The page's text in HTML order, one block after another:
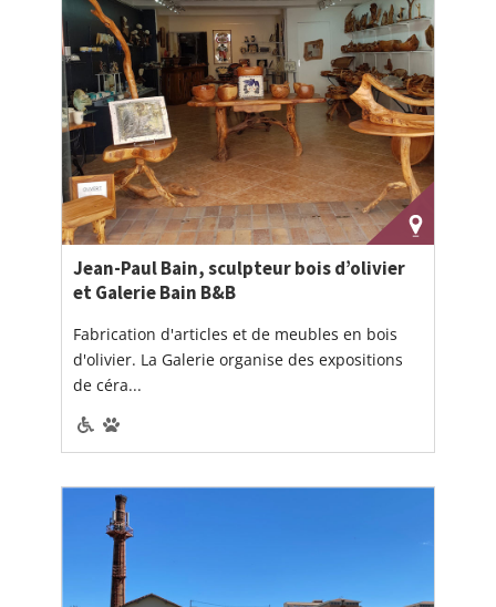
Jean-Paul Bain, sculpteur bois d’olivier
et Galerie Bain B&B
Fabrication d'articles et de meubles en bois
d'olivier. La Galerie organise des expositions
de céra...